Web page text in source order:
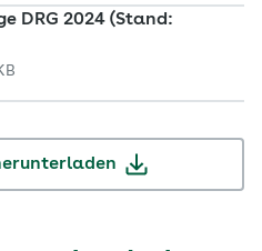
DRG 2024 (Stand: